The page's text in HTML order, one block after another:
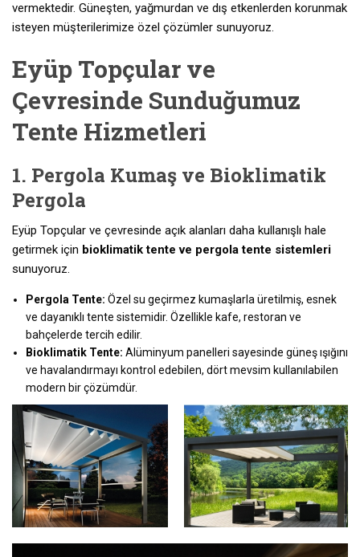
vermektedir. Güneşten, yağmurdan ve dış etkenlerden korunmak
isteyen müşterilerimize özel çözümler sunuyoruz.
Eyüp Topçular ve
Çevresinde Sunduğumuz
Tente Hizmetleri
1. Pergola Kumaş ve Bioklimatik
Pergola
Eyüp Topçular ve çevresinde açık alanları daha kullanışlı hale
getirmek için bioklimatik tente ve pergola tente sistemleri
sunuyoruz.
Pergola Tente: Özel su geçirmez kumaşlarla üretilmiş, esnek
ve dayanıklı tente sistemidir. Özellikle kafe, restoran ve
bahçelerde tercih edilir.
Bioklimatik Tente: Alüminyum panelleri sayesinde güneş ışığını
ve havalandırmayı kontrol edebilen, dört mevsim kullanılabilen
modern bir çözümdür.